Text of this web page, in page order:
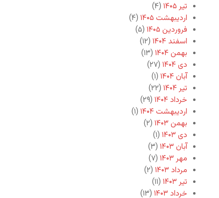
تیر ۱۴۰۵
(۴)
اردیبهشت ۱۴۰۵
(۴)
فروردین ۱۴۰۵
(۵)
اسفند ۱۴۰۴
(۱۲)
بهمن ۱۴۰۴
(۱۳)
دی ۱۴۰۴
(۲۷)
آبان ۱۴۰۴
(۱)
تیر ۱۴۰۴
(۲۲)
خرداد ۱۴۰۴
(۲۹)
اردیبهشت ۱۴۰۴
(۱)
بهمن ۱۴۰۳
(۲)
دی ۱۴۰۳
(۱)
آبان ۱۴۰۳
(۳)
مهر ۱۴۰۳
(۷)
مرداد ۱۴۰۳
(۲)
تیر ۱۴۰۳
(۱۱)
خرداد ۱۴۰۳
(۱۳)